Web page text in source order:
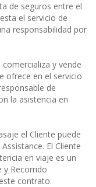
de seguros entre el
el servicio de
responsabilidad por
y vende
ofrece en el servicio
de
la asistencia en
el Cliente puede
El Cliente
en viaje es un
y Recorrido
contrato.